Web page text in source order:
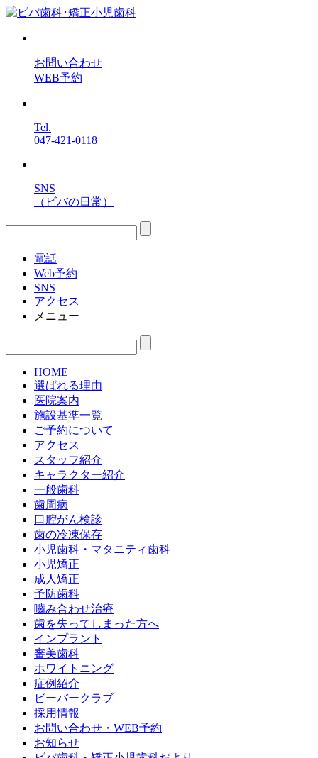
お問い合わせ
WEB予約
Tel.
047-421-0118
SNS
（ビバの日常）
電話
Web予約
SNS
アクセス
メニュー
HOME
選ばれる理由
医院案内
施設基準一覧
ご予約について
アクセス
スタッフ紹介
キャラクター紹介
一般歯科
歯周病
口腔がん検診
歯の冷凍保存
小児歯科・マタニティ歯科
小児矯正
成人矯正
予防歯科
嚙み合わせ治療
歯を失ってしまった方へ
インプラント
審美歯科
ホワイトニング
症例紹介
ビーバークラブ
採用情報
お問い合わせ・WEB予約
お知らせ